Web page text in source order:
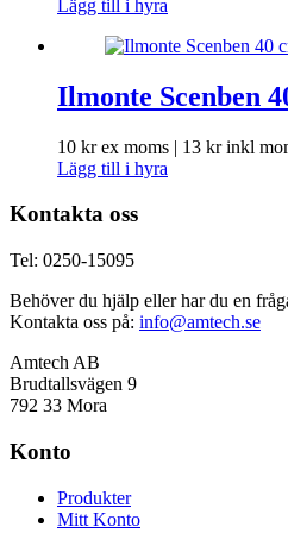
Lägg till i hyra
Ilmonte Scenben
10 krex moms | 13 krinkl
Lägg till i hyra
Kontakta oss
Tel: 0250-15095
Behöver du hjälp eller har du en
Kontakta oss på: info@amtech.se
Amtech AB
Brudtallsvägen 9
792 33 Mora
Konto
Produkter
Mitt Konto